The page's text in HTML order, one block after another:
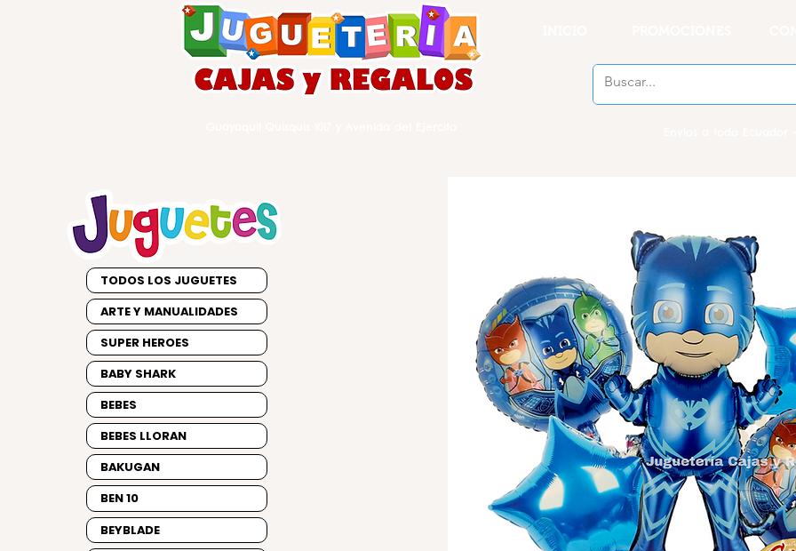
TODOS LOS JUGUETES
ARTE Y MANUALIDADES
SUPER HEROES
BABY SHARK
BEBES
BEBES LLORAN
BAKUGAN
BEN 10
BEYBLADE